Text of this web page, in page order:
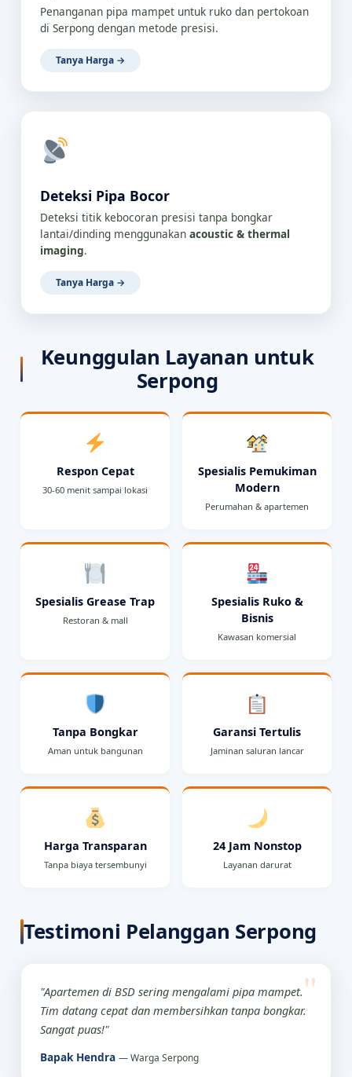
Penanganan pipa mampet untuk ruko dan pertokoan
di Serpong dengan metode presisi.
Tanya Harga →
Deteksi Pipa Bocor
Deteksi titik kebocoran presisi tanpa bongkar
lantai/dinding menggunakan acoustic & thermal
imaging.
Tanya Harga →
Keunggulan Layanan untuk
Serpong
Respon Cepat
30-60 menit sampai lokasi
Spesialis Pemukiman
Modern
Perumahan & apartemen
Spesialis Grease Trap
Restoran & mall
Spesialis Ruko &
Bisnis
Kawasan komersial
Tanpa Bongkar
Aman untuk bangunan
Garansi Tertulis
Jaminan saluran lancar
Harga Transparan
Tanpa biaya tersembunyi
24 Jam Nonstop
Layanan darurat
Testimoni Pelanggan Serpong
"Apartemen di BSD sering mengalami pipa mampet.
Tim datang cepat dan membersihkan tanpa bongkar.
Sangat puas!"
Bapak Hendra — Warga Serpong